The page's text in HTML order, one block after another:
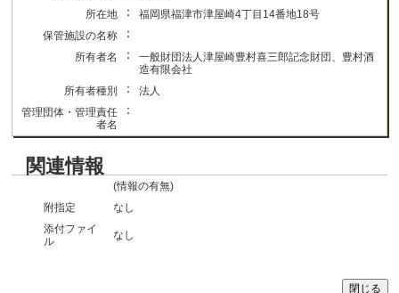
所在地
：
福岡県福津市津屋崎4丁目14番地18号
保管施設の名称
：
所有者名 ：
一般財団法人津屋崎豊村喜三郎記念財団、豊村酒
造有限会社
所有者種別
：
法人
管理団体・管理責任
者名
：
関連情報
(情報の有無)
附指定
なし
添付ファイ
ル
なし